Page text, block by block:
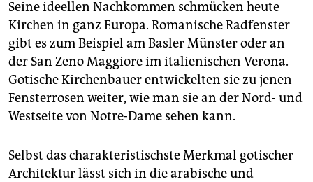
Seine ideellen Nachkommen schmücken heute
Kirchen in ganz Europa. Romanische Radfenster
gibt es zum Beispiel am Basler Münster oder an
der San Zeno Maggiore im italienischen Verona.
Gotische Kirchenbauer entwickelten sie zu jenen
Fensterrosen weiter, wie man sie an der Nord- und
Westseite von Notre-Dame sehen kann.
Selbst das charakteristischste Merkmal gotischer
Architektur lässt sich in die arabische und